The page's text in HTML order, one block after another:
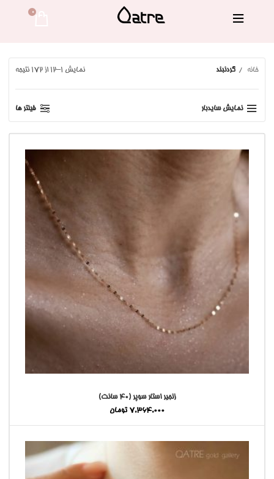
0
خانه گردنبند نمایش 1–12 از 172 نتیجه
نمایش سایدبار فیلتر ها
زنجیر استار سوپر (4۰ سانت)
7,364,000 تومان